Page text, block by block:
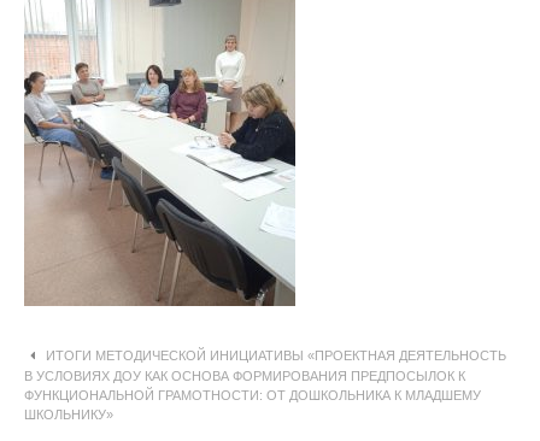
Навигация по статьям
ИТОГИ МЕТОДИЧЕСКОЙ ИНИЦИАТИВЫ «ПРОЕКТНАЯ ДЕЯТЕЛЬНОСТЬ
В УСЛОВИЯХ ДОУ КАК ОСНОВА ФОРМИРОВАНИЯ ПРЕДПОСЫЛОК К
ФУНКЦИОНАЛЬНОЙ ГРАМОТНОСТИ: ОТ ДОШКОЛЬНИКА К МЛАДШЕМУ
ШКОЛЬНИКУ»